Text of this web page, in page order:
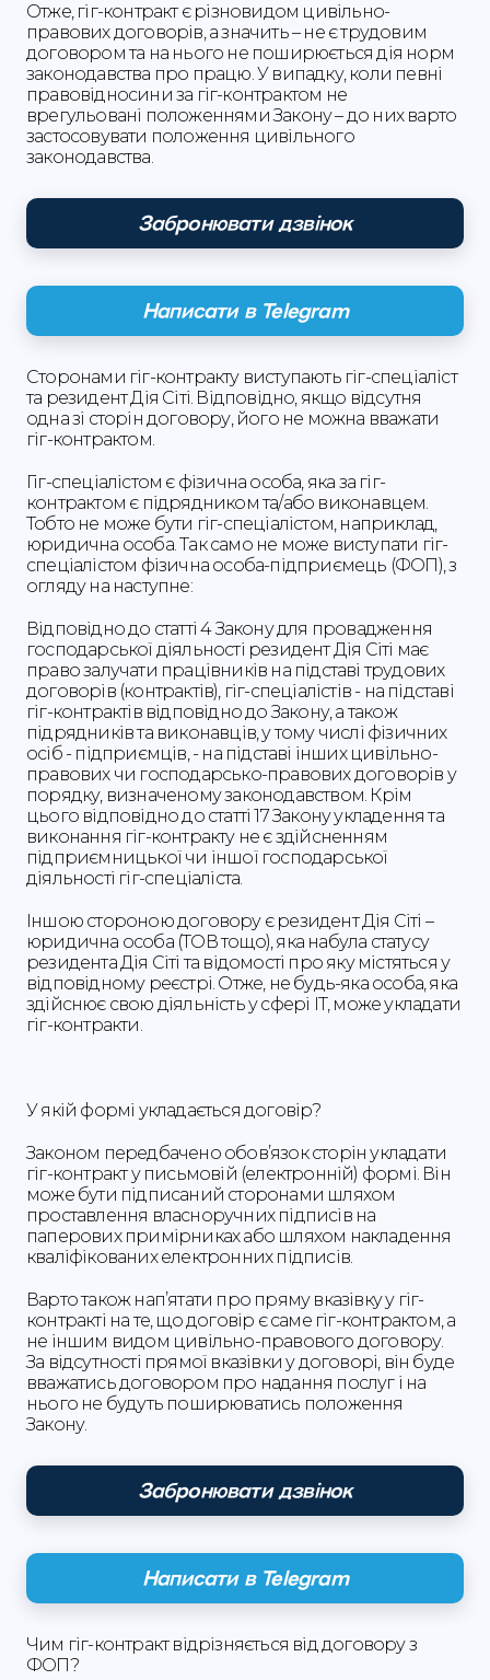
Отже, гіг-контракт є різновидом цивільно-
правових договорів, а значить – не є трудовим
договором та на нього не поширюється дія норм
законодавства про працю. У випадку, коли певні
правовідносини за гіг-контрактом не
врегульовані положеннями Закону – до них варто
застосовувати положення цивільного
законодавства.
Забронювати дзвінок
Написати в Telegram
Сторонами гіг-контракту виступають гіг-спеціаліст
та резидент Дія Сіті. Відповідно, якщо відсутня
одна зі сторін договору, його не можна вважати
гіг-контрактом.
Гіг-спеціалістом є фізична особа, яка за гіг-
контрактом є підрядником та/або виконавцем.
Тобто не може бути гіг-спеціалістом, наприклад,
юридична особа. Так само не може виступати гіг-
спеціалістом фізична особа-підприємець (ФОП), з
огляду на наступне:
Відповідно до статті 4 Закону для провадження
господарської діяльності резидент Дія Сіті має
право залучати працівників на підставі трудових
договорів (контрактів), гіг-спеціалістів - на підставі
гіг-контрактів відповідно до Закону, а також
підрядників та виконавців, у тому числі фізичних
осіб - підприємців, - на підставі інших цивільно-
правових чи господарсько-правових договорів у
порядку, визначеному законодавством. Крім
цього відповідно до статті 17 Закону укладення та
виконання гіг-контракту не є здійсненням
підприємницької чи іншої господарської
діяльності гіг-спеціаліста.
Іншою стороною договору є резидент Дія Сіті –
юридична особа (ТОВ тощо), яка набула статусу
резидента Дія Сіті та відомості про яку містяться у
відповідному реєстрі. Отже, не будь-яка особа, яка
здійснює свою діяльність у сфері ІТ, може укладати
гіг-контракти.
У якій формі укладається договір?
Законом передбачено обов’язок сторін укладати
гіг-контракт у письмовій (електронній) формі. Він
може бути підписаний сторонами шляхом
проставлення власноручних підписів на
паперових примірниках або шляхом накладення
кваліфікованих електронних підписів.
Варто також нап’ятати про пряму вказівку у гіг-
контракті на те, що договір є саме гіг-контрактом, а
не іншим видом цивільно-правового договору.
За відсутності прямої вказівки у договорі, він буде
вважатись договором про надання послуг і на
нього не будуть поширюватись положення
Закону.
Забронювати дзвінок
Написати в Telegram
Чим гіг-контракт відрізняється від договору з
ФОП?